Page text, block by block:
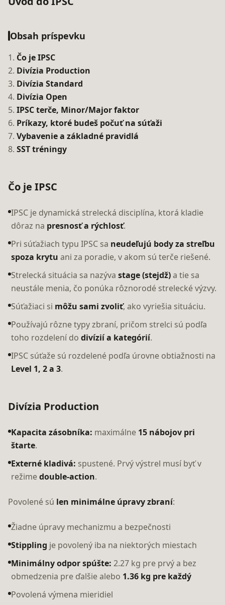
Obsah príspevku
1. Čo je IPSC
2. Divízia Production
3. Divízia Standard
4. Divízia Open
5. IPSC terče, Minor/Major faktor
6. Príkazy, ktoré budeš počuť na súťaži
7. Vybavenie a základné pravidlá
8. SST tréningy
Čo je IPSC
IPSC je dynamická strelecká disciplína, ktorá kladie
dôraz na presnosť a rýchlosť.
Pri súťažiach typu IPSC sa neudeľujú body za streľbu
spoza krytu ani za poradie, v akom sú terče riešené.
Strelecká situácia sa nazýva stage (stejdž)a tie sa
neustále menia, čo ponúka rôznorodé strelecké výzvy.
Súťažiaci si môžu sami zvoliť, ako vyriešia situáciu.
Používajú rôzne typy zbraní, pričom strelci sú podľa
toho rozdelení do divízií a kategórií.
IPSC súťaže sú rozdelené podľa úrovne obtiažnosti na
Level 1, 2 a 3.
Divízia Production
Kapacita zásobníka: maximálne 15 nábojov pri
štarte.
Externé kladivá: spustené. Prvý výstrel musí byť v
režimedouble-action.
Povolené sú len minimálne úpravy zbraní:
Žiadne úpravy mechanizmu a bezpečnosti
Stippling je povolený iba na niektorých miestach
Minimálny odpor spúšte: 2.27 kg pre prvý a bez
obmedzenia pre ďalšie alebo 1.36 kg pre každý
Povolená výmena mieridiel